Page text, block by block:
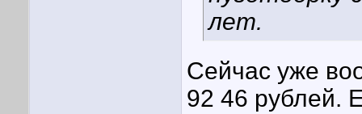
лет.
Сейчас уже
92 46 рублей.